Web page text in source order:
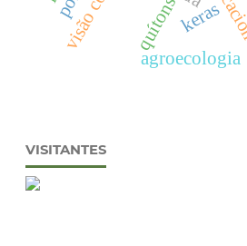
quítonskeras
agroecologia
VISITANTES